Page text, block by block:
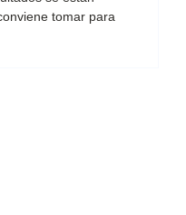
tomar para